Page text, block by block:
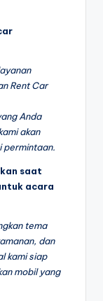
Rent Car
Anda
akan
permintaan.
saat
acara
tema
dan
kami siap
mobil yang